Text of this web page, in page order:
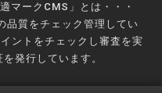
マークCMS」とは・・・
品質をチェック管理してい
ントをチェックし審査を実
発行しています。